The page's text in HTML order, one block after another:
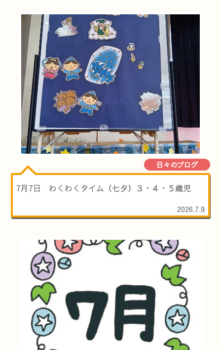
日々のブログ
7月7日 わくわくタイム（七夕）３・４・５歳児
2026.7.9